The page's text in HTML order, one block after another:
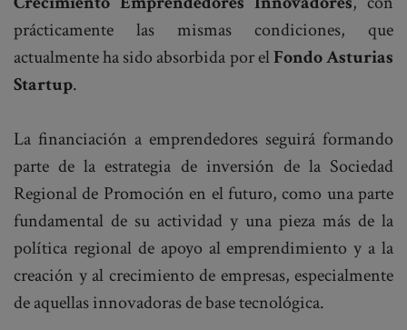
prácticamente las mismas condiciones, que
actualmente ha sido absorbida por elFondo Asturias
Startup.
La financiación a emprendedores seguirá formando
parte de la estrategia de inversión de la Sociedad
Regional de Promoción en el futuro, como una parte
fundamental de su actividad y una pieza más de la
política regional de apoyo al emprendimiento y a la
creación y al crecimiento de empresas, especialmente
de aquellas innovadoras de base tecnológica.